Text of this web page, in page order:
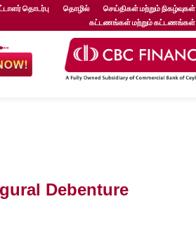
தொடர்பு தொழில்
செய்திகள் மற்றும் நிகழ்வுகள்
கட்டணங்கள் மற்றும் கட்டணங்கள்
Debenture